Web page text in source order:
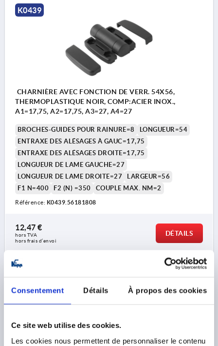
Consentement Détails À propos des cookies
Ce site web utilise des cookies.
Les cookies nous permettent de personnaliser le contenu
K0439
CHARNIÈRE AVEC FONCTION DE VERR. 54X56,
THERMOPLASTIQUE NOIR, COMP:ACIER INOX.,
A1=17,75, A2=17,75, A3=27, A4=27
BROCHES-GUIDES POUR RAINURE=8
LONGUEUR=54
ENTRAXE DES ALÉSAGES À GAUC=17,75
ENTRAXE DES ALÉSAGES DROITE=17,75
LONGUEUR DE LAME GAUCHE=27
LONGUEUR DE LAME DROITE=27
LARGEUR=56
F1 N=400
F2 (N) =350 COUPLE MAX. NM=2
Référence: K0439.56181808
12,47 €
hors TVA
hors frais d’envoi
DÉTAILS
K0439